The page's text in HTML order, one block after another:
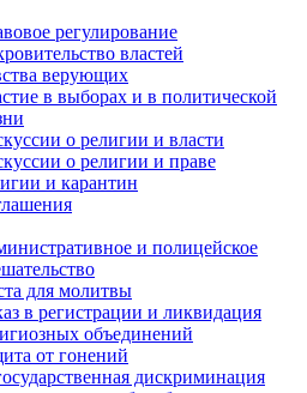
регулирование
властей
верующих
в выборах и в политической
о религии и власти
о религии и праве
и карантин
и полицейское
для молитвы
в регистрации и ликвидация
объединений
от гонений
дискриминация